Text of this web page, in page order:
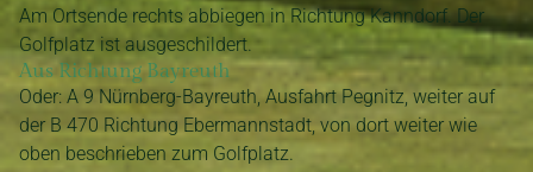
Am Ortsende rechts abbiegen in Richtung Kanndorf. Der
Golfplatz ist ausgeschildert.
Aus Richtung Bayreuth
Oder: A 9 Nürnberg-Bayreuth, Ausfahrt Pegnitz, weiter auf
der B 470 Richtung Ebermannstadt, von dort weiter wie
oben beschrieben zum Golfplatz.